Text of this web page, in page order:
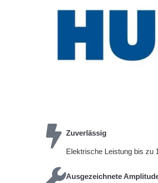
Zuverlässig
Elektrische Leistung bis zu
Ausgezeichnete